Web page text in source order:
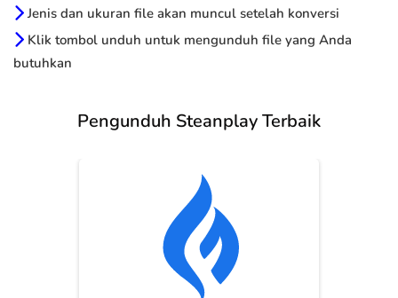
Jenis dan ukuran file akan muncul setelah konversi
Klik tombol unduh untuk mengunduh file yang Anda
butuhkan
Pengunduh Steanplay Terbaik